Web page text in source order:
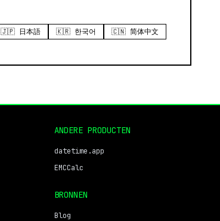
🇯🇵 日本語 🇰🇷 한국어
🇨🇳 简体中文
ANDERE PRODUCTEN
datetime.app
EMCCalc
BRONNEN
Blog